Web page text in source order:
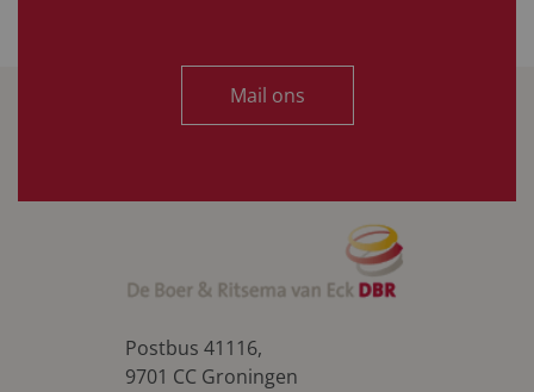
Mail ons
Postbus 41116,
9701 CC Groningen